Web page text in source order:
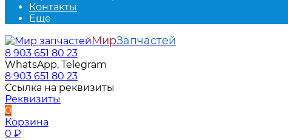
Контакты
Еще
МирЗапчастей
8 903 651 80 23
WhatsApp, Telegram
8 903 651 80 23
Ссылка на реквизиты
Реквизиты
0
Корзина
0 ₽